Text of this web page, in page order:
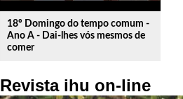
18º Domingo do tempo comum -
Ano A - Dai-lhes vós mesmos de
comer
Revista ihu on-line